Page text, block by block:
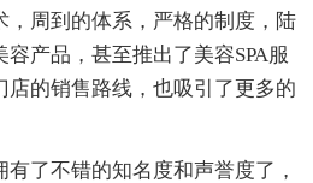
，周到的体系，严格的制度，陆
产品，甚至推出了美容SPA服
店的销售路线，也吸引了更多的
了不错的知名度和声誉度了，